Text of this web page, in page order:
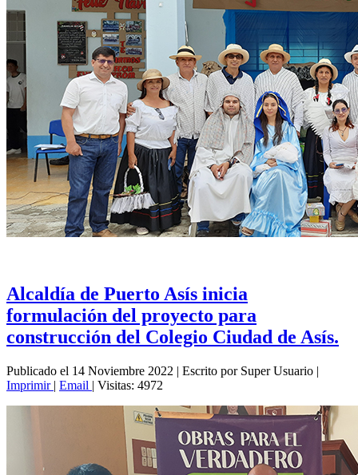
Alcaldía de Puerto Asís inicia
formulación del proyecto para
construcción del Colegio Ciudad de Asís.
Publicado el 14 Noviembre 2022 | Escrito por Super Usuario |
Imprimir | Email | Visitas: 4972